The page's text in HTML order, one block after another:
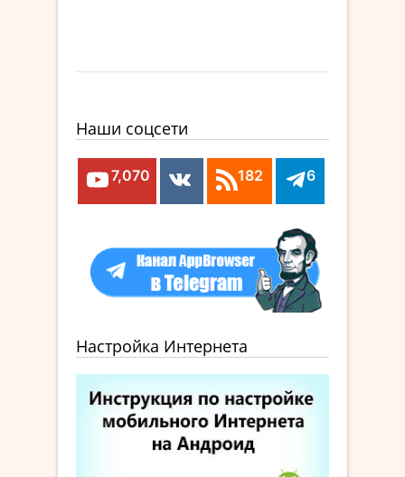
Наши соцсети
7,070 182 6
Настройка Интернета